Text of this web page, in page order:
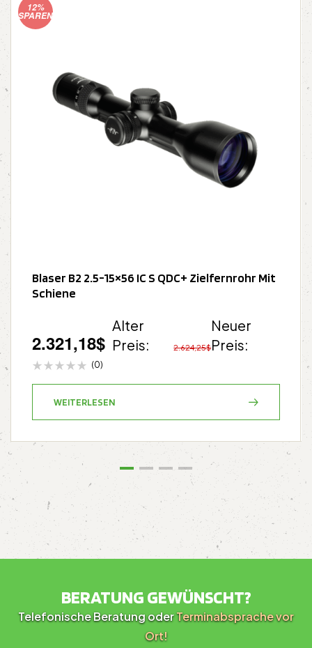
12%
SPAREN
Blaser B2 2.5-15×56 IC S QDC+ Zielfernrohr Mit
Schiene
Alter
Preis:
2.624,25$
Neuer
Preis:
2.321,18$
(0)
WEITERLESEN
BERATUNG GEWÜNSCHT?
Telefonische Beratung oderTerminabsprache vor
Ort!